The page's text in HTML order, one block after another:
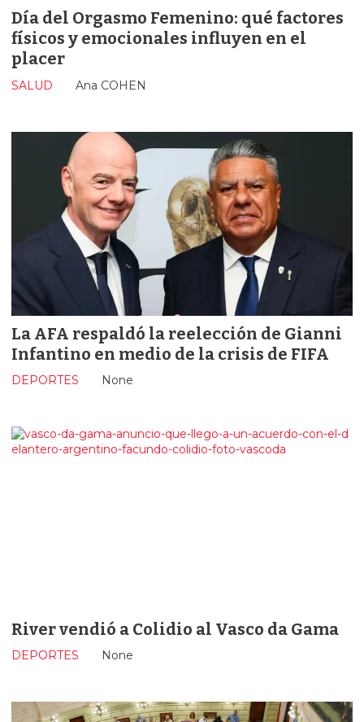
Día del Orgasmo Femenino: qué factores
físicos y emocionales influyen en el
placer
Ana COHEN
SALUD
La AFA respaldó la reelección de Gianni
Infantino en medio de la crisis de FIFA
None
DEPORTES
River vendió a Colidio al Vasco da Gama
None
DEPORTES